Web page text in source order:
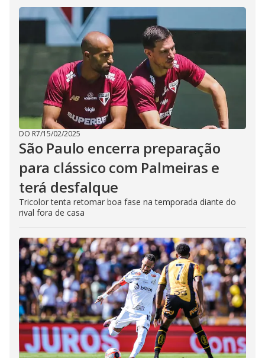
DO R7/15/02/2025
São Paulo encerra preparação
para clássico com Palmeiras e
terá desfalque
Tricolor tenta retomar boa fase na temporada diante do
rival fora de casa